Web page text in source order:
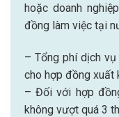
hoặc doanh
đồng làm việc tại
– Tổng phí dịch
cho hợp đồng xuất
– Đối với hợp
không vượt quá 3